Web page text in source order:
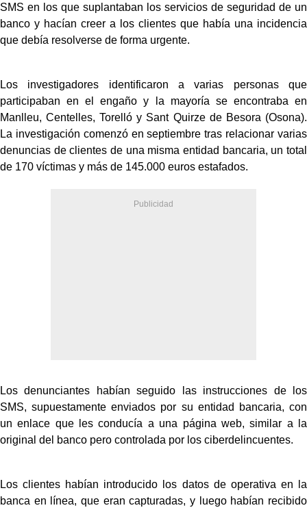
SMS en los que suplantaban los servicios de seguridad de un
banco y hacían creer a los clientes que había una incidencia
que debía resolverse de forma urgente.
Los investigadores identificaron a varias personas que
participaban en el engaño y la mayoría se encontraba en
Manlleu, Centelles, Torelló y Sant Quirze de Besora (Osona).
La investigación comenzó en septiembre tras relacionar varias
denuncias de clientes de una misma entidad bancaria, un total
de 170 víctimas y más de 145.000 euros estafados.
Los denunciantes habían seguido las instrucciones de los
SMS, supuestamente enviados por su entidad bancaria, con
un enlace que les conducía a una página web, similar a la
original del banco pero controlada por los ciberdelincuentes.
Los clientes habían introducido los datos de operativa en la
banca en línea, que eran capturadas, y luego habían recibido